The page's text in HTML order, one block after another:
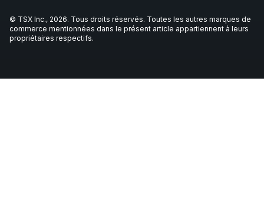
© TSX Inc., 2026. Tous droits réservés. Toutes les autres marques de
commerce mentionnées dans le présent article appartiennent à leurs
propriétaires respectifs.